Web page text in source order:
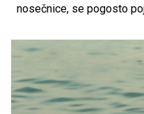
nosečnice, se pogosto
nadaljevanju
lahko kopajo v morju in
pozorne.